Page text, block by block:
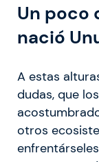
Un poco
nació
A estas
dudas, que
otros